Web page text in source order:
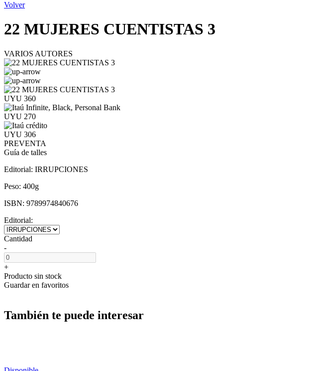
Volver
22 MUJERES CUENTISTAS 3
VARIOS AUTORES
UYU 360
UYU 270
UYU 306
PREVENTA
Guía de talles
Editorial: IRRUPCIONES
Peso: 400g
ISBN: 9789974840676
Editorial:
Cantidad
-
+
Producto sin stock
Guardar en favoritos
También te puede interesar